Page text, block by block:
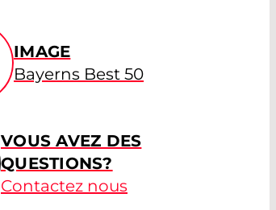
IMAGE
Bayerns Best 50
VOUS AVEZ DES
QUESTIONS?
Contactez nous